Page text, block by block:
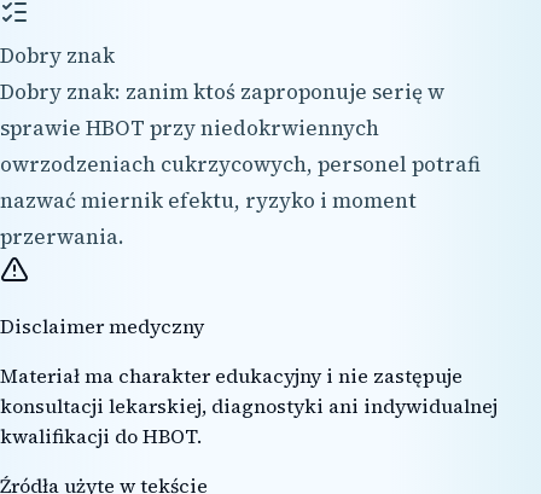
Dobry znak
Dobry znak: zanim ktoś zaproponuje serię w
sprawie HBOT przy niedokrwiennych
owrzodzeniach cukrzycowych, personel potrafi
nazwać miernik efektu, ryzyko i moment
przerwania.
Disclaimer medyczny
Materiał ma charakter edukacyjny i nie zastępuje
konsultacji lekarskiej, diagnostyki ani indywidualnej
kwalifikacji do HBOT.
Źródła użyte w tekście